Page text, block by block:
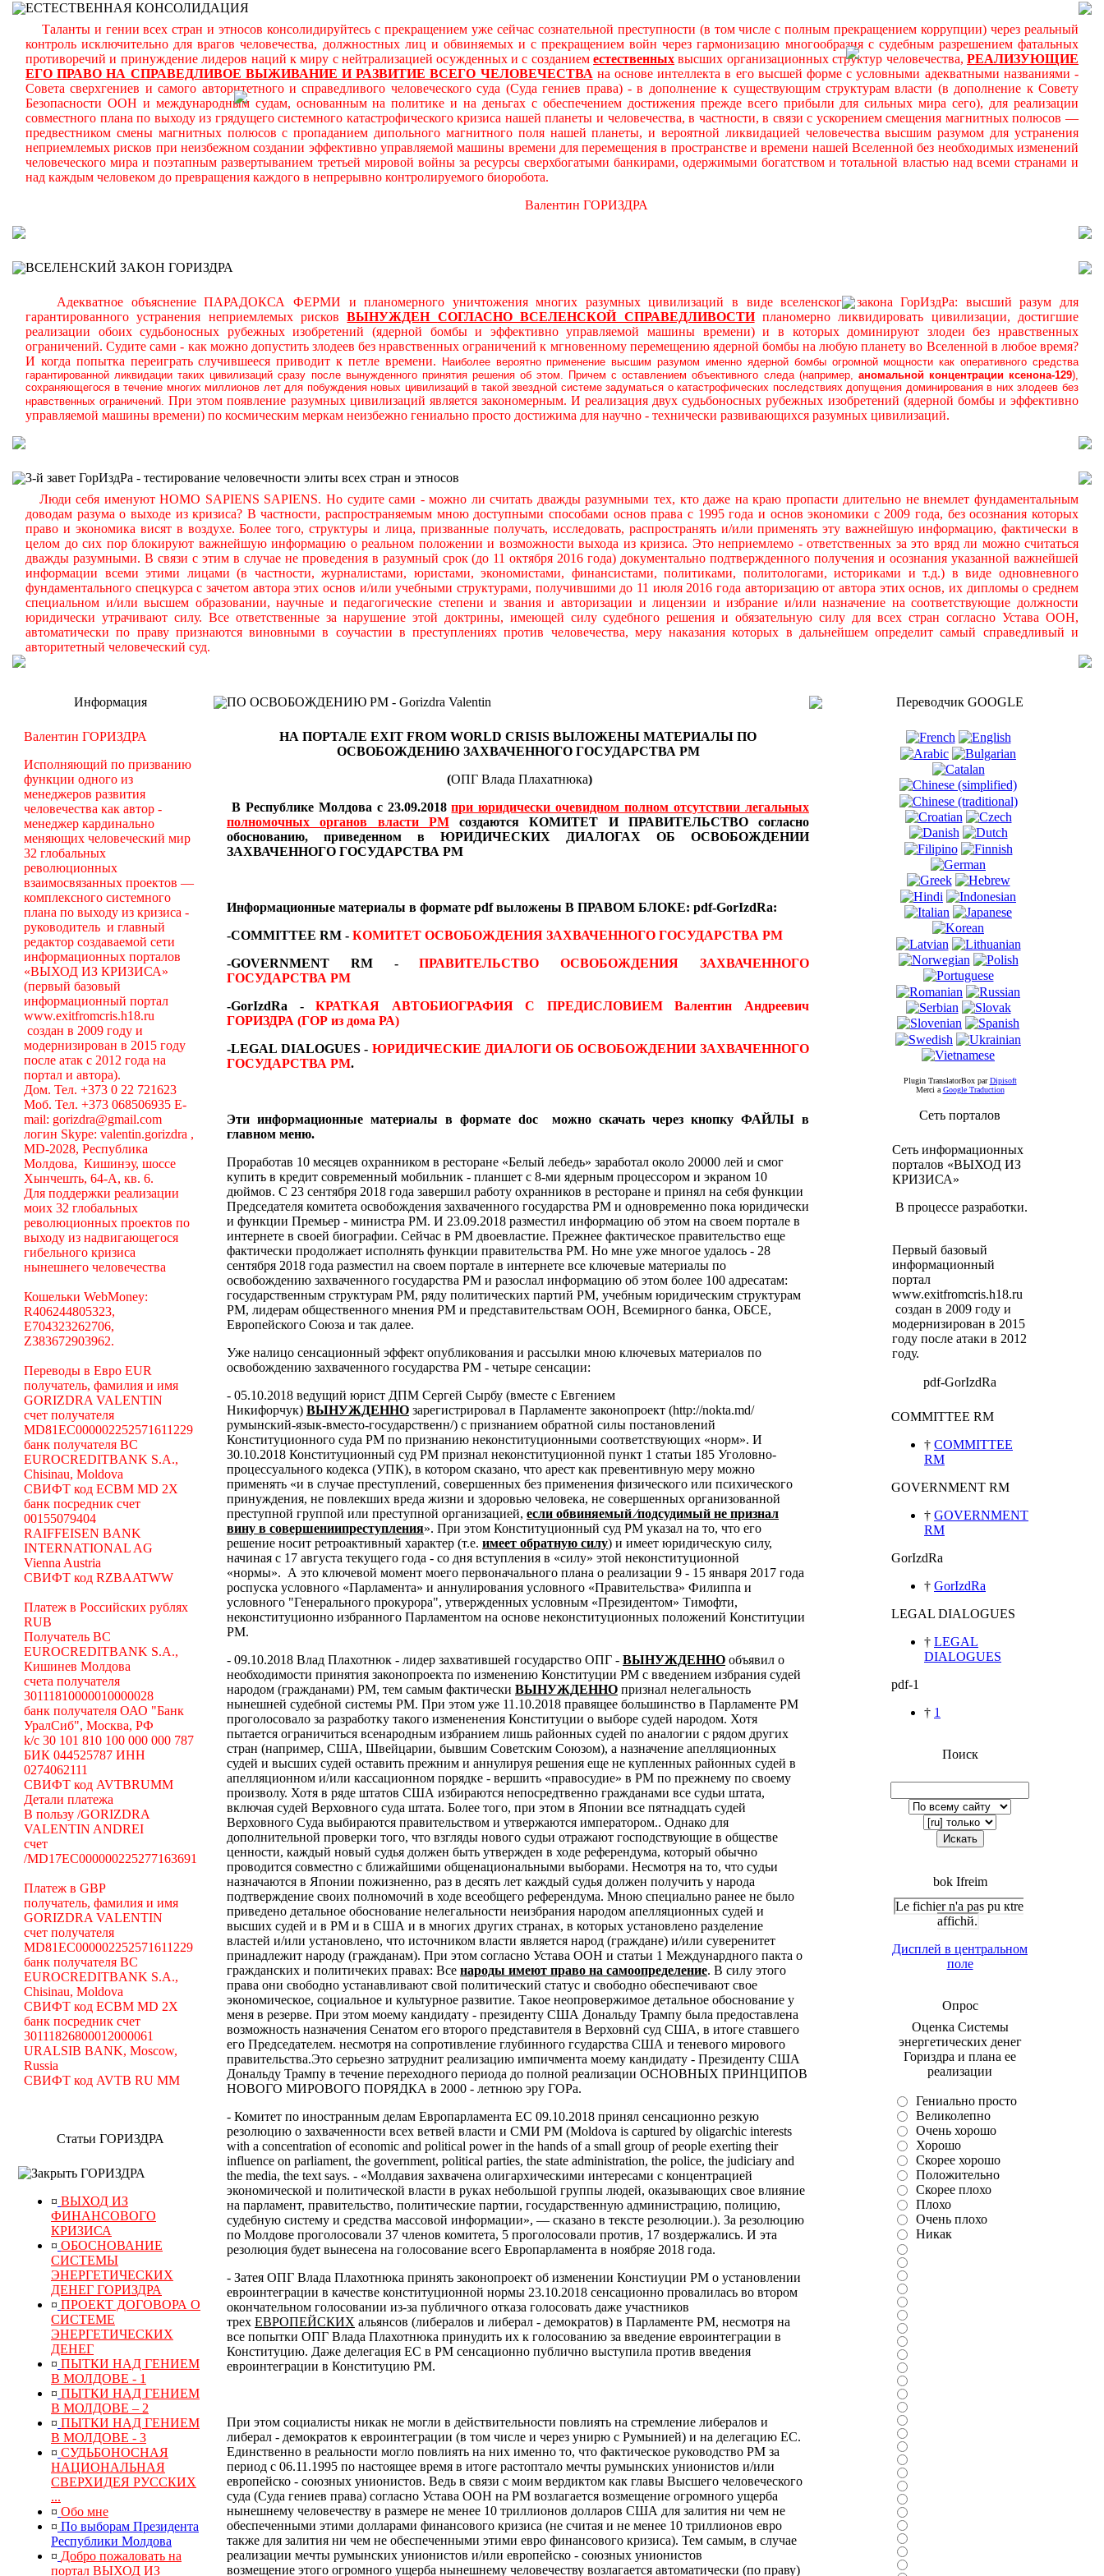
ЕСТЕСТВЕННАЯ КОНСОЛИДАЦИЯ
Таланты и гении всех стран и этносов консолидируйтесь с прекращением уже сейчас сознательной преступности (в том числе с полным прекращением коррупции) через реальный
контроль исключительно для врагов человечества, должностных лиц и обвиняемых и с прекращением войн через гармонизацию многообразия с судебным разрешением фатальных
противоречий и принуждение лидеров наций к миру с нейтрализацией осужденных и с созданиеместественных высших организационных структур человечества,РЕАЛИЗУЮЩИЕ
ЕГО ПРАВО НА СПРАВЕДЛИВОЕ ВЫЖИВАНИЕ И РАЗВИТИЕ ВСЕГО ЧЕЛОВЕЧЕСТВА на основе интеллекта в его высшей форме с условными адекватными названиями -
Совета сверхгениев и самого авторитетного и справедливого человеческого суда (Суда гениев права) - в дополнение к существующим структурам власти (в дополнение к Совету
Безопасности ООН и международным судам, основанным на политике и на деньгах с обеспечением достижения прежде всего прибыли для сильных мира сего), для реализации
совместного плана по выходу из грядущего системного катастрофического кризиса нашей планеты и человечества, в частности, в связи с ускорением смещения магнитных полюсов —
предвестником смены магнитных полюсов с пропаданием дипольного магнитного поля нашей планеты, и вероятной ликвидацией человечества высшим разумом для устранения
неприемлемых рисков при неизбежном создании эффективно управляемой машины времени для перемещения в пространстве и времени нашей Вселенной без необходимых изменений
человеческого мира и поэтапным развертыванием третьей мировой войны за ресурсы сверхбогатыми банкирами, одержимыми богатством и тотальной властью над всеми странами и
над каждым человеком до превращения каждого в непрерывно контролируемого биоробота.
Валентин ГОРИЗДРА
ВСЕЛЕНСКИЙ ЗАКОН ГОРИЗДРА
Адекватное объяснение ПАРАДОКСА ФЕРМИ и планомерного уничтожения многих разумных цивилизаций в виде вселенского закона ГорИздРа: высший разум для
гарантированного устранения неприемлемых рисковВЫНУЖДЕН СОГЛАСНО ВСЕЛЕНСКОЙ СПРАВЕДЛИВОСТИпланомерно ликвидировать цивилизации, достигшие
реализации обоих судьбоносных рубежных изобретений (ядерной бомбы и эффективно управляемой машины времени) и в которых доминируют злодеи без нравственных
ограничений. Судите сами - как можно допустить злодеев без нравственных ограничений к мгновенному перемещению ядерной бомбы на любую планету во Вселенной в любое время?
И когда попытка переиграть случившееся приводит к петле времени.
Наиболее вероятно применение высшим разумом именно ядерной бомбы огромной мощности как оперативного средства
гарантированной ликвидации таких цивилизаций сразу после вынужденного принятия решения об этом. Причем с оставлением объективного следа (например, аномальной концентрации ксенона-129),
сохраняющегося в течение многих миллионов лет для побуждения новых цивилизаций в такой звездной системе задуматься о катастрофических последствиях допущения доминирования в них злодеев без
нравственных ограничений. При этом появление разумных цивилизаций является закономерным. И реализация двух судьбоносных рубежных изобретений (ядерной бомбы и эффективно
управляемой машины времени) по космическим меркам неизбежно гениально просто достижима для научно - технически развивающихся разумных цивилизаций.
3-й завет ГорИздРа - тестирование человечности элиты всех стран и этносов
Люди себя именуют HOMO SAPIENS SAPIENS. Но судите сами - можно ли считать дважды разумными тех, кто даже на краю пропасти длительно не внемлет фундаментальным
доводам разума о выходе из кризиса? В частности, распространяемым мною доступными способами основ права с 1995 года и основ экономики с 2009 года, без осознания которых
право и экономика висят в воздухе. Более того, структуры и лица, призванные получать, исследовать, распространять и/или применять эту важнейшую информацию, фактически в
целом до сих пор блокируют важнейшую информацию о реальном положении и возможности выхода из кризиса. Это неприемлемо - ответственных за это вряд ли можно считаться
дважды разумными. В связи с этим в случае не проведения в разумный срок (до 11 октября 2016 года) документально подтвержденного получения и осознания указанной важнейшей
информации всеми этими лицами (в частности, журналистами, юристами, экономистами, финансистами, политиками, политологами, историками и т.д.) в виде одновневного
фундаментального спецкурса с зачетом автора этих основ и/или учебными структурами, получившими до 11 июля 2016 года авторизацию от автора этих основ, их дипломы о среднем
специальном и/или высшем образовании, научные и педагогические степени и звания и авторизации и лицензии и избрание и/или назначение на соответствующие должности
юридически утрачивают силу. Все ответственные за нарушение этой доктрины, имеющей силу судебного решения и обязательную силу для всех стран согласно Устава ООН,
автоматически по праву признаются виновными в соучастии в преступлениях против человечества, меру наказания которых в дальнейшем определит самый справедливый и
авторитетный человеческий суд.
Информация
Валентин ГОРИЗДРА
Исполняющий по призванию
функции одного из
менеджеров развития
человечества как автор -
менеджер кардинально
меняющих человеческий мир
32 глобальных
революционных
взаимосвязанных проектов —
комплексного системного
плана по выходу из кризиса -
руководитель и главный
редактор создаваемой сети
информационных порталов
«ВЫХОД ИЗ КРИЗИСА»
(первый базовый
информационный портал
www.exitfromcris.h18.ru
создан в 2009 году и
модернизирован в 2015 году
после атак с 2012 года на
портал и автора).
Дом. Тел. +373 0 22 721623
Моб. Тел. +373 068506935 E-
mail: gorizdra@gmail.com
логин Skype: valentin.gorizdra ,
MD-2028, Республика
Молдова, Кишинэу, шоссе
Хынчешть, 64-А, кв. 6.
Для поддержки реализации
моих 32 глобальных
революционных проектов по
выходу из надвигающегося
гибельного кризиса
нынешнего человечества
Кошельки WebMoney:
R406244805323,
E704323262706,
Z383672903962.
Переводы в Евро EUR
получатель, фамилия и имя
GORIZDRA VALENTIN
счет получателя
MD81EC000002252571611229
банк получателя BC
EUROCREDITBANK S.A.,
Chisinau, Moldova
СВИФТ код ECBM MD 2X
банк посредник счет
00155079404
RAIFFEISEN BANK
INTERNATIONAL AG
Vienna Austria
СВИФТ код RZBAATWW
Платеж в Российских рублях
RUB
Получатель BC
EUROCREDITBANK S.A.,
Кишинев Молдова
счета получателя
30111810000010000028
банк получателя ОАО "Банк
УралСиб", Москва, РФ
k/c 30 101 810 100 000 000 787
БИК 044525787 ИНН
0274062111
СВИФТ код AVTBRUMM
Детали платежа
В пользу /GORIZDRA
VALENTIN ANDREI
счет
/MD17EC000000225277163691
Платеж в GBP
получатель, фамилия и имя
GORIZDRA VALENTIN
счет получателя
MD81EC000002252571611229
банк получателя BC
EUROCREDITBANK S.A.,
Chisinau, Moldova
СВИФТ код ECBM MD 2X
банк посредник счет
30111826800012000061
URALSIB BANK, Moscow,
Russia
СВИФТ код AVTB RU MM
Статьи ГОРИЗДРА
ГОРИЗДРА
¤ ВЫХОД ИЗ
ФИНАНСОВОГО
КРИЗИСА
¤ ОБОСНОВАНИЕ
СИСТЕМЫ
ЭНЕРГЕТИЧЕСКИХ
ДЕНЕГ ГОРИЗДРА
¤ ПРОЕКТ ДОГОВОРА О
СИСТЕМЕ
ЭНЕРГЕТИЧЕСКИХ
ДЕНЕГ
¤ ПЫТКИ НАД ГЕНИЕМ
В МОЛДОВЕ - 1
¤ ПЫТКИ НАД ГЕНИЕМ
В МОЛДОВЕ – 2
¤ ПЫТКИ НАД ГЕНИЕМ
В МОЛДОВЕ - 3
¤ СУДЬБОНОСНАЯ
НАЦИОНАЛЬНАЯ
СВЕРХИДЕЯ РУССКИХ
...
¤ Обо мне
¤ По выборам Президента
Республики Молдова
¤ Добро пожаловать на
портал ВЫХОД ИЗ
ПО ОСВОБОЖДЕНИЮ РМ - Gorizdra Valentin
НА ПОРТАЛЕ EXIT FROM WORLD CRISIS ВЫЛОЖЕНЫ МАТЕРИАЛЫ ПО
ОСВОБОЖДЕНИЮ ЗАХВАЧЕННОГО ГОСУДАРСТВА РМ
(ОПГ Влада Плахатнюка)
В Республике Молдова с 23.09.2018при юридически очевидном полном отсутствии легальных
полномочных органов власти РМ
создаютсяКОМИТЕТ И ПРАВИТЕЛЬСТВО согласно
обоснованию, приведенном в ЮРИДИЧЕСКИХ ДИАЛОГАХ ОБ ОСВОБОЖДЕНИИ
ЗАХВАЧЕННОГО ГОСУДАРСТВА РМ
Информационные материалы в формате pdfвыложены В ПРАВОМ БЛОКЕ: pdf-GorIzdRa:
-COMMITTEE RM - КОМИТЕТ ОСВОБОЖДЕНИЯ ЗАХВАЧЕННОГО ГОСУДАРСТВА РМ
-GOVERNMENT RM -ПРАВИТЕЛЬСТВО ОСВОБОЖДЕНИЯ ЗАХВАЧЕННОГО
ГОСУДАРСТВА РМ
-GorIzdRa -КРАТКАЯ АВТОБИОГРАФИЯ С ПРЕДИСЛОВИЕМВалентин Андреевич
ГОРИЗДРА (ГОР из дома РА)
-LEGAL DIALOGUES - ЮРИДИЧЕСКИЕ ДИАЛОГИ ОБ ОСВОБОЖДЕНИИ ЗАХВАЧЕННОГО
ГОСУДАРСТВА РМ.
Эти информационные материалы в формате doc можно скачать через кнопку ФАЙЛЫ в
главном меню.
Проработав 10 месяцев охранником в ресторане «Белый лебедь» заработал около 20000 лей и смог
купить в кредит современный мобильник - планшет с 8-ми ядерным процессором и экраном 10
дюймов. С 23 сентября 2018 года завершил работу охранников в ресторане и принял на себя функции
Председателя комитета освобождения захваченного государства РМ и одновременно пока юридически
и функции Премьер - министра РМ. И 23.09.2018 разместил информацию об этом на своем портале в
интернете в своей биографии. Сейчас в РМ двоевластие. Прежнее фактическое правительство еще
фактически продолжает исполнять функции правительства РМ. Но мне уже многое удалось - 28
сентября 2018 года разместил на своем портале в интернете все ключевые материалы по
освобождению захваченного государства РМ и разослал информацию об этом более 100 адресатам:
государственным структурам РМ, ряду политических партий РМ, учебным юридическим структурам
РМ, лидерам общественного мнения РМ и представительствам ООН, Всемирного банка, ОБСЕ,
Европейского Союза и так далее.
Уже налицо сенсационный эффект опубликования и рассылки мною ключевых материалов по
освобождению захваченного государства РМ - четыре сенсации:
- 05.10.2018 ведущий юрист ДПМ Сергей Сырбу (вместе с Евгением
Никифорчук) ВЫНУЖДЕННО зарегистрировал в Парламенте законопроект (http://nokta.md/
румынский-язык-вместо-государственн/) с признанием обратной силы постановлений
Конституционного суда РМ по признанию неконституционными соответствующих «норм». И
30.10.2018 Конституционный суд РМ признал неконституционной пункт 1 статьи 185 Уголовно-
процессуального кодекса (УПК), в котором сказано, что арест как превентивную меру можно
применять «и в случае преступлений, совершенных без применения физического или психического
принуждения, не повлекших вреда жизни и здоровью человека, не совершенных организованной
преступной группой или преступной организацией, если обвиняемый ⁄подсудимый не признал
вину в совершениипреступления». При этом Конституционный суд РМ указал на то, что его
решение носит ретроактивный характер (т.е. имеет обратную силу) и имеет юридическую силу,
начиная с 17 августа текущего года - со дня вступления в «силу» этой неконституционной
«нормы». А это ключевой момент моего первоначального плана о реализации 9 - 15 января 2017 года
роспуска условного «Парламента» и аннулирования условного «Правительства» Филиппа и
условного "Генерального прокурора", утвержденных условным «Президентом» Тимофти,
неконституционно избранного Парламентом на основе неконституционных положений Конституции
РМ.
- 09.10.2018 Влад Плахотнюк - лидер захватившей государство ОПГ - ВЫНУЖДЕННО объявил о
необходимости принятия законопроекта по изменению Конституции РМ с введением избрания судей
народом (гражданами) РМ, тем самым фактически ВЫНУЖДЕННО признал нелегальность
нынешней судебной системы РМ. При этом уже 11.10.2018 правящее большинство в Парламенте РМ
проголосовало за разработку такого измененения Конституции о выборе судей народом. Хотя
пытается ограничиться всенародным избранием лишь районных судей по аналогии с рядом других
стран (например, США, Швейцарии, бывшим Советским Союзом), а назначение апелляционных
судей и высших судей оставить прежним и аннулируя решения еще не купленных районных судей в
апелляционном и/или кассационном порядке - вершить «правосудие» в РМ по прежнему по своему
произволу. Хотя в ряде штатов США избираются непосредтвенно гражданами все судьи штата,
включая судей Верховного суда штата. Более того, при этом в Японии все пятнадцать судей
Верховного Суда выбираются правительством и утвержаются императором.. Однако для
дополнительной проверки того, что взгляды нового судьи отражают господствующие в обществе
ценности, каждый новый судья должен быть утвержден в ходе референдума, который обычно
проводится совместно с ближайшими общенациональными выборами. Несмотря на то, что судьи
назначаются в Японии пожизненно, раз в десять лет каждый судья должен получить у народа
подтверждение своих полномочий в ходе всеобщего референдума. Мною специально ранее не было
приведено детальное обоснование нелегальности неизбрания народом апелляционных судей и
высших судей и в РМ и в США и в многих других странах, в которых установлено разделение
властей и/или установлено, что источником власти является народ (граждане) и/или суверенитет
принадлежит народу (гражданам). При этом согласно Устава ООН и статьи 1 Междунардного пакта о
гражданских и политичеких правах: Все народы имеют право на самоопределение. В силу этого
права они свободно устанавливают свой политический статус и свободно обеспечивают свое
экономическое, социальное и культурное развитие. Такое неопровержимое детальное обоснование у
меня в резерве. При этом моему кандидату - президенту США Дональду Трампу была предоставлена
возможность назначения Сенатом его второго представителя в Верховнй суд США, в итоге ставшего
его Председателем. несмотря на сопротивление глубинного гсударства США и теневого мирового
правительства.Это серьезно затруднит реализацию импичмента моему кандидату - Президенту США
Дональду Трампу в течение переходного периода до полной реализации ОСНОВНЫХ ПРИНЦИПОВ
НОВОГО МИРОВОГО ПОРЯДКА в 2000 - летнюю эру ГОРа.
- Комитет по иностранным делам Европарламента ЕС 09.10.2018 принял сенсационно резкую
резолюцию о захваченности всех ветвей власти и СМИ РМ (Moldova is captured by oligarchic interests
with a concentration of economic and political power in the hands of a small group of people exerting their
influence on parliament, the government, political parties, the state administration, the police, the judiciary and
the media, the text says. - «Молдавия захвачена олигархическими интересами с концентрацией
экономической и политической власти в руках небольшой группы людей, оказывающих свое влияние
на парламент, правительство, политические партии, государственную администрацию, полицию,
судебную систему и средства массовой информации», — сказано в тексте резолюции.). За резолюцию
по Молдове проголосовали 37 членов комитета, 5 проголосовали против, 17 воздержались. И эта
резолюция будет вынесена на голосование всего Европарламента в ноябряе 2018 года.
- Затея ОПГ Влада Плахотнюка принять законопроект об изменении Констиуции РМ о установлении
евроинтеграции в качестве конституционной нормы 23.10.2018 сенсационно провалилась во втором
окончательном голосовании из-за публичного отказа голосовать даже участников
трех ЕВРОПЕЙСКИХ альянсов (либералов и либерал - демократов) в Парламенте РМ, несмотря на
все попытки ОПГ Влада Плахотнюка принудить их к голосованию за введение евроинтеграции в
Конституцию. Даже делегация ЕС в РМ сенсационно публично выступила против введения
евроинтеграции в Конституцию РМ.
При этом социалисты никак не могли в действительности повлиять на стремление либералов и
либерал - демократов к евроинтеграции (в том числе и через унирю с Румынией) и на делегацию ЕС.
Единственно в реальности могло повлиять на них именно то, что фактическое руководство РМ за
период с 06.11.1995 по настоящее время в итоге растоптало мечты румынских унионистов и/или
европейско - союзных унионистов. Ведь в связи с моим вердиктом как главы Высшего человеческого
суда (Суда гениев права) согласно Устава ООН на РМ возлагается возмещение огромного ущерба
нынешнему человечеству в размере не менее 10 триллионов долларов США для залития ни чем не
обеспеченными этими долларами финансового кризиса (не считая и не менее 10 триллионов евро
также для залития ни чем не обеспеченными этими евро финансового кризиса). Тем самым, в случае
реализации мечты румынских унионистов и/или европейско - союзных унионистов
возмещение этого огромного ущерба нынешнему человечеству возлагается автоматически (по праву)
Переводчик GOOGLE
Plugin TranslatorBox parDipisoft
Merci а Google Traduction
Сеть порталов
Сеть информационных
порталов «ВЫХОД ИЗ
КРИЗИСА»
В процессе разработки.
Первый базовый
информационный
портал
www.exitfromcris.h18.ru
создан в 2009 году и
модернизирован в 2015
году после атаки в 2012
году.
pdf-GorIzdRa
COMMITTEE RM
† COMMITTEE
RM
GOVERNMENT RM
† GOVERNMENT
RM
GorIzdRa
† GorIzdRa
LEGAL DIALOGUES
† LEGAL
DIALOGUES
pdf-1
† 1
Поиск
Искать
bok Ifreim
Le fichier n'a pas pu кtre
affichй.
Дисплей в центральном
поле
Опрос
Оценка Системы
энергетических денег
Гориздра и плана ее
реализации
Гениально просто
Великолепно
Очень хорошо
Хорошо
Скорее хорошо
Положительно
Скорее плохо
Плохо
Очень плохо
Никак